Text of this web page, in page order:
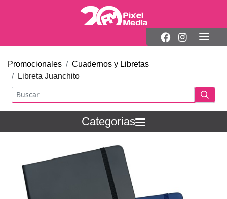
Promocionales
Cuadernos y Libretas
Libreta Juanchito
Categorías